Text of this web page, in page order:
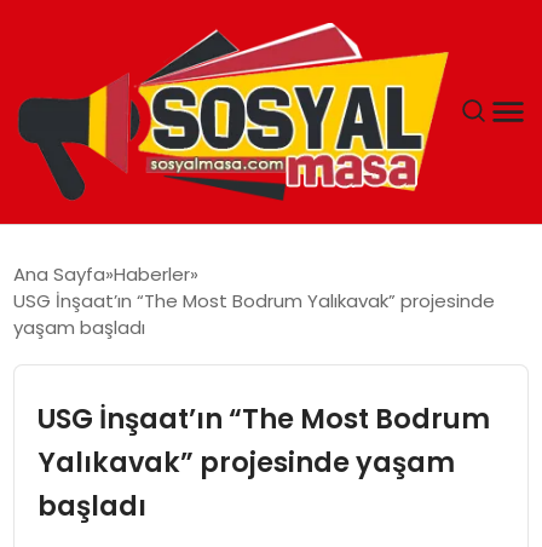
EKONOMI
EĞITIM
Ana Sayfa Haberler
USG İnşaat’ın “The Most Bodrum Yalıkavak” projesinde
yaşam başladı
USG İnşaat’ın “The Most Bodrum
Yalıkavak” projesinde yaşam
başladı